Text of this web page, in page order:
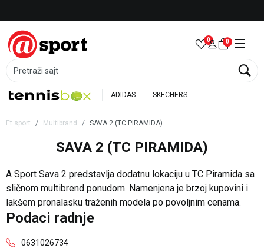
Pretraži sajt
0 0
ADIDAS SKECHERS
Et sport Multibrand SAVA 2 (TC PIRAMIDA)
SAVA 2 (TC PIRAMIDA)
A Sport Sava 2 predstavlja dodatnu lokaciju u TC Piramida sa
sličnom multibrend ponudom. Namenjena je brzoj kupovini i
lakšem pronalasku traženih modela po povoljnim cenama.
Podaci radnje
0631026734